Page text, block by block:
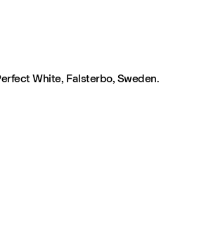
White, Falsterbo, Sweden.